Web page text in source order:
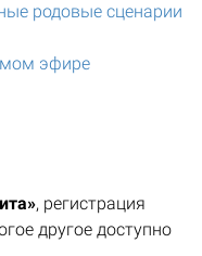
родовые сценарии
эфире
, регистрация
другое доступно